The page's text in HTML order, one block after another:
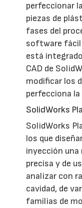
perfeccionar
piezas de
fases del
software fácil
está
CAD de
modificar los
perfecciona
SolidWorks
SolidWorks
los que
inyección
precisa y de
analizar con
cavidad, de
familias de